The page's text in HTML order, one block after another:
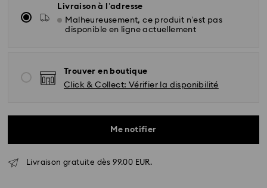
Livraison à l’adresse
Malheureusement, ce produit n’est pas
disponible en ligne actuellement
Trouver en boutique
Click & Collect: Vérifier la disponibilité
Me notifier
Livraison gratuite dès 99.00 EUR.